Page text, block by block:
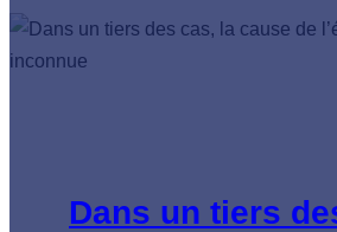
Dans un tiers